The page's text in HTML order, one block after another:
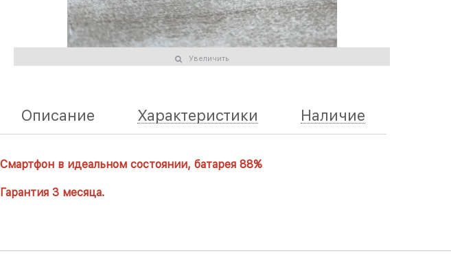
Увеличить
Описание Характеристики Наличие
Смартфон в идеальном состоянии, батарея 88%
Гарантия 3 месяца.